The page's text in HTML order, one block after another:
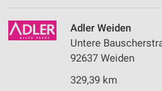
Adler Weiden
Untere
92637 Weiden
329,39 km
Speichern von oder Zugriff auf
auf einem Endgerät
Verwendung reduzierter Daten